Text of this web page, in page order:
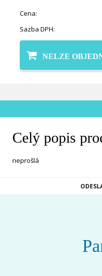
Cena:
Sazba DPH:
NELZE
Celý popis
neprošlá